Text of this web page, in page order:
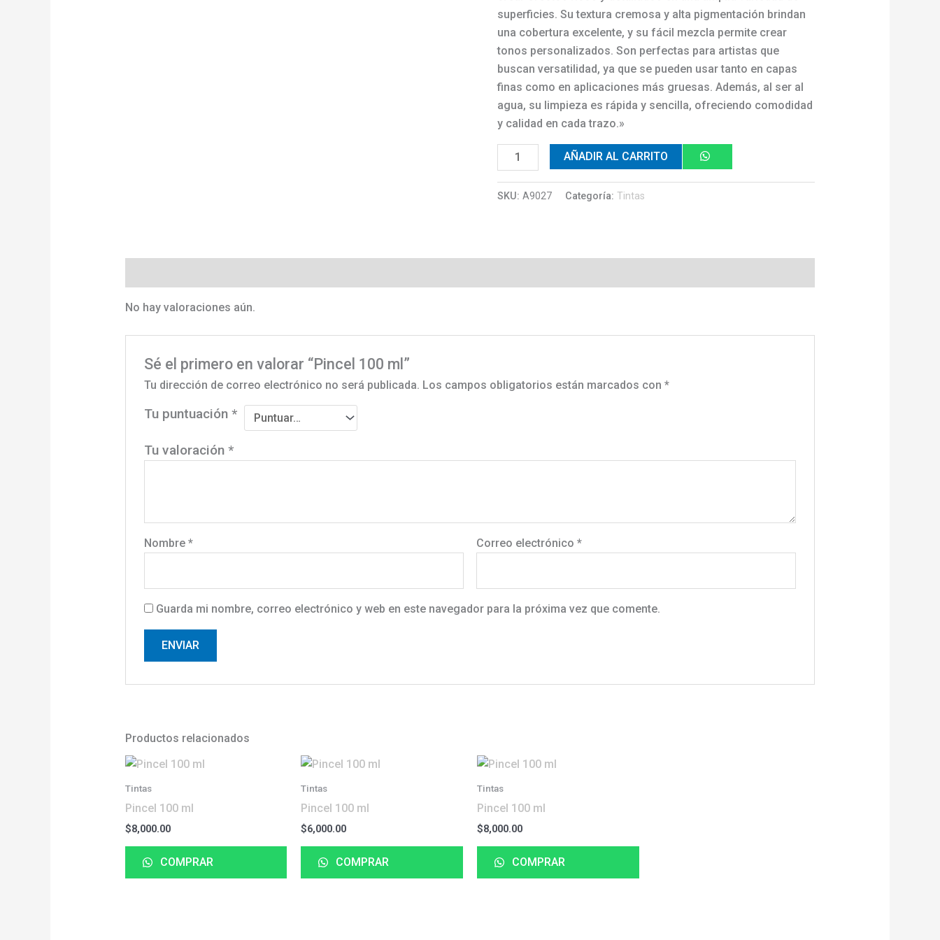
superficies. Su textura cremosa y alta pigmentación brindan
una cobertura excelente, y su fácil mezcla permite crear
tonos personalizados. Son perfectas para artistas que
buscan versatilidad, ya que se pueden usar tanto en capas
finas como en aplicaciones más gruesas. Además, al ser al
agua, su limpieza es rápida y sencilla, ofreciendo comodidad
y calidad en cada trazo.»
AÑADIR AL CARRITO
SKU:A9027 Categoría:Tintas
No hay valoraciones aún.
Sé el primero en valorar “Pincel 100 ml”
Tu dirección de correo electrónico no será publicada. Los campos obligatorios están marcados con*
Tu puntuación*
Tu valoración*
Nombre* Correo electrónico*
Guarda mi nombre, correo electrónico y web en este navegador para la próxima vez que comente.
Productos relacionados
Tintas
Pincel 100 ml
$8,000.00
COMPRAR
Tintas
Pincel 100 ml
$6,000.00
COMPRAR
Tintas
Pincel 100 ml
$8,000.00
COMPRAR